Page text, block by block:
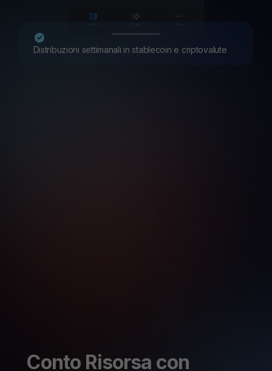
Distribuzioni settimanali in stablecoin e criptovalute
Conto Risorsa con